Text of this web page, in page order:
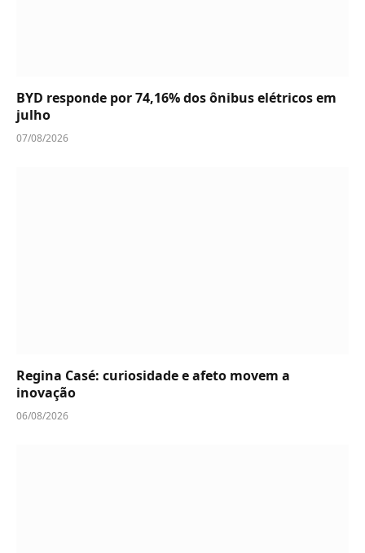
BYD responde por 74,16% dos ônibus elétricos em
julho
07/08/2026
Regina Casé: curiosidade e afeto movem a
inovação
06/08/2026